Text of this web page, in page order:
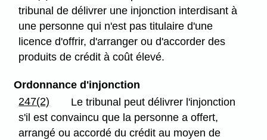
tribunal de délivrer une injonction interdisant à
une personne qui n'est pas titulaire d'une
licence d'offrir, d'arranger ou d'accorder des
produits de crédit à coût élevé.
Ordonnance d'injonction
247(2)
Le tribunal peut délivrer l'injonction
s'il est convaincu que la personne a offert,
arrangé ou accordé du crédit au moyen de